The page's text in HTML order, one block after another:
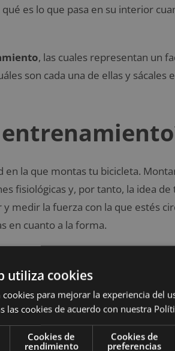
es lo que pasa en su interior
, las cuales representan un
son cada una de ellas y sácales
la que montas tu bicicleta.
fisiológicas y, por tanto, la idea de
medir la fuerza con la que estés
en cuanto a la forma.
umbral. En realidad, hay dos
utiliza cookies
cookies para mejorar la experiencia del
las cookies de acuerdo con nuestra
Cookies de
rendimiento
Cookies de
preferencias